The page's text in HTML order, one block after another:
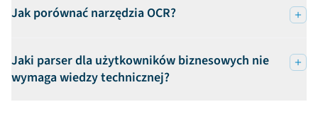
Jak porównać narzędzia OCR?
Jaki parser dla użytkowników biznesowych nie
wymaga wiedzy technicznej?